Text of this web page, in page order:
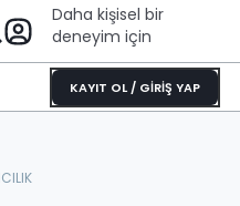
Daha kişisel bir
deneyim için
KAYIT OL / GİRİŞ YAP